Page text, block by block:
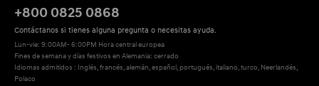
+800 0825 0868
Contáctanos si tienes alguna pregunta o necesitas ayuda.
Lun-vie: 9:00AM- 6:00PM Hora central europea
Fines de semana y días festivos en Alemania: cerrado
Idiomas admitidos : Inglés, francés, alemán, español, portugués, italiano, turco, Neerlandés,
Polaco